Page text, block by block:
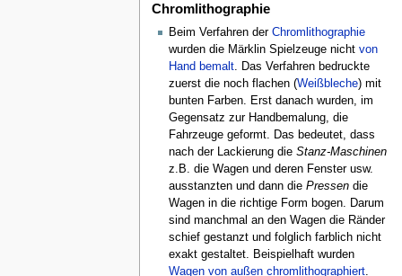
Chromlithographie
Beim Verfahren der Chromlithographie
wurden die Märklin Spielzeuge nicht von
Hand bemalt. Das Verfahren bedruckte
zuerst die noch flachen (Weißbleche) mit
bunten Farben. Erst danach wurden, im
Gegensatz zur Handbemalung, die
Fahrzeuge geformt. Das bedeutet, dass
nach der Lackierung die Stanz-Maschinen
z.B. die Wagen und deren Fenster usw.
ausstanzten und dann die Pressendie
Wagen in die richtige Form bogen. Darum
sind manchmal an den Wagen die Ränder
schief gestanzt und folglich farblich nicht
exakt gestaltet. Beispielhaft wurden
Wagen von außen chromlithographiert.